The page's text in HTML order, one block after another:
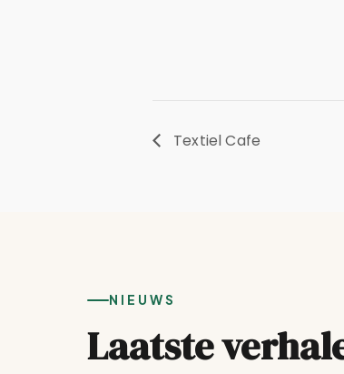
Textiel Cafe
NIEUWS
Laatste